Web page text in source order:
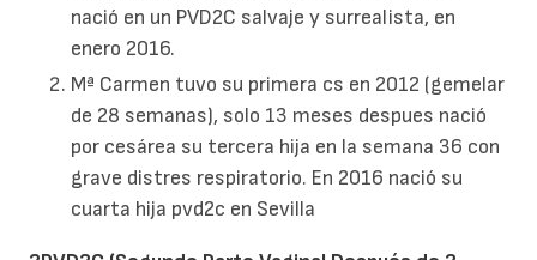
nació en un PVD2C salvaje y surrealista, en
enero 2016.
Mª Carmen tuvo su primera cs en 2012 (gemelar
de 28 semanas), solo 13 meses despues nació
por cesárea su tercera hija en la semana 36 con
grave distres respiratorio. En 2016 nació su
cuarta hija pvd2c en Sevilla